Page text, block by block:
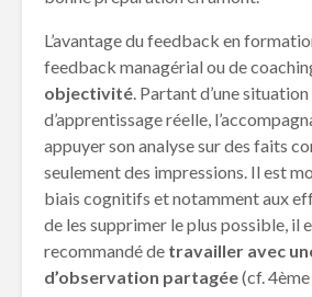
L’avantage du feedback en
feedback managérial ou de
objectivité. Partant d’une
d’apprentissage réelle,
appuyer son analyse sur des faits
seulement des impressions. Il est
biais cognitifs et notamment aux
de les supprimer le plus possible, il
recommandé de travailler avec
d’observation partagée(cf.